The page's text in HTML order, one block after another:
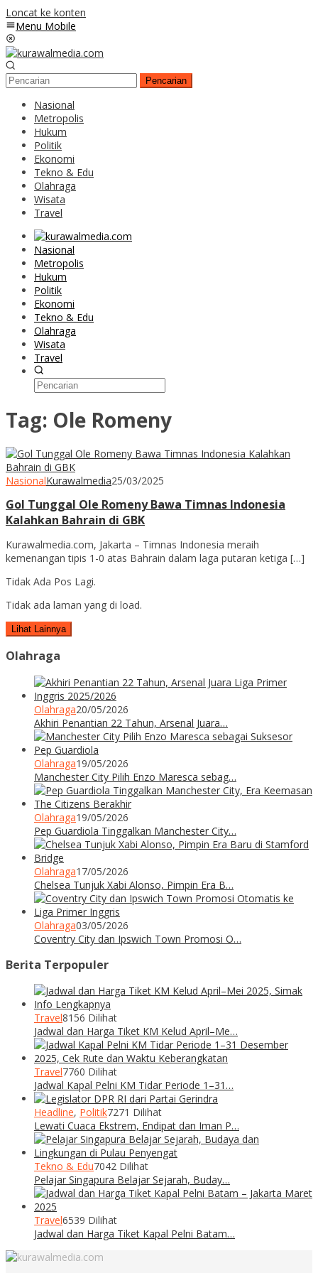
Loncat ke konten
Menu Mobile
Pencarian
Nasional
Metropolis
Hukum
Politik
Ekonomi
Tekno & Edu
Olahraga
Wisata
Travel
Nasional
Metropolis
Hukum
Politik
Ekonomi
Tekno & Edu
Olahraga
Wisata
Travel
Tag: Ole Romeny
NasionalKurawalmedia25/03/2025
Gol Tunggal Ole Romeny Bawa Timnas Indonesia
Kalahkan Bahrain di GBK
Kurawalmedia.com, Jakarta – Timnas Indonesia meraih
kemenangan tipis 1-0 atas Bahrain dalam laga putaran ketiga […]
Tidak Ada Pos Lagi.
Tidak ada laman yang di load.
Lihat Lainnya
Olahraga
Olahraga20/05/2026
Akhiri Penantian 22 Tahun, Arsenal Juara…
Olahraga19/05/2026
Manchester City Pilih Enzo Maresca sebag…
Olahraga19/05/2026
Pep Guardiola Tinggalkan Manchester City…
Olahraga17/05/2026
Chelsea Tunjuk Xabi Alonso, Pimpin Era B…
Olahraga03/05/2026
Coventry City dan Ipswich Town Promosi O…
Berita Terpopuler
Travel8156 Dilihat
Jadwal dan Harga Tiket KM Kelud April–Me…
Travel7760 Dilihat
Jadwal Kapal Pelni KM Tidar Periode 1–31…
Headline, Politik7271 Dilihat
Lewati Cuaca Ekstrem, Endipat dan Iman P…
Tekno & Edu7042 Dilihat
Pelajar Singapura Belajar Sejarah, Buday…
Travel6539 Dilihat
Jadwal dan Harga Tiket Kapal Pelni Batam…